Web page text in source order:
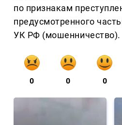
по признакам
предусмотренного
УК РФ (мошенничество).
0 0 0